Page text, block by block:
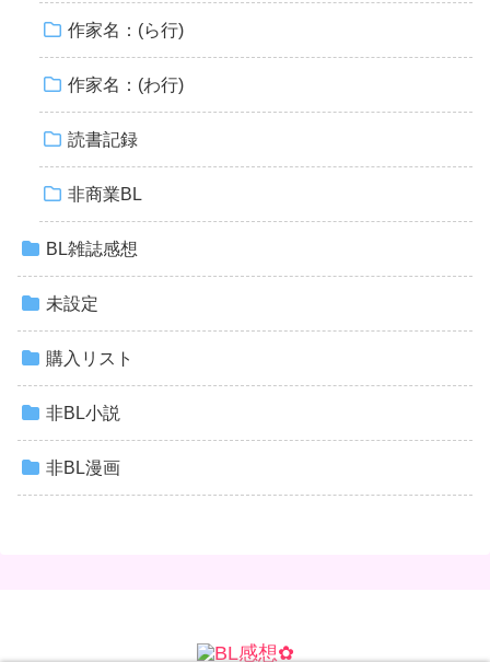
作家名：(ら行)
作家名：(わ行)
読書記録
非商業BL
BL雑誌感想
未設定
購入リスト
非BL小説
非BL漫画